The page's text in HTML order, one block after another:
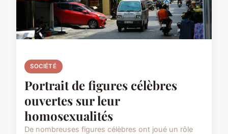
SOCIÉTÉ
Portrait de figures célèbres
ouvertes sur leur
homosexualités
De nombreuses figures célèbres ont joué un rôle